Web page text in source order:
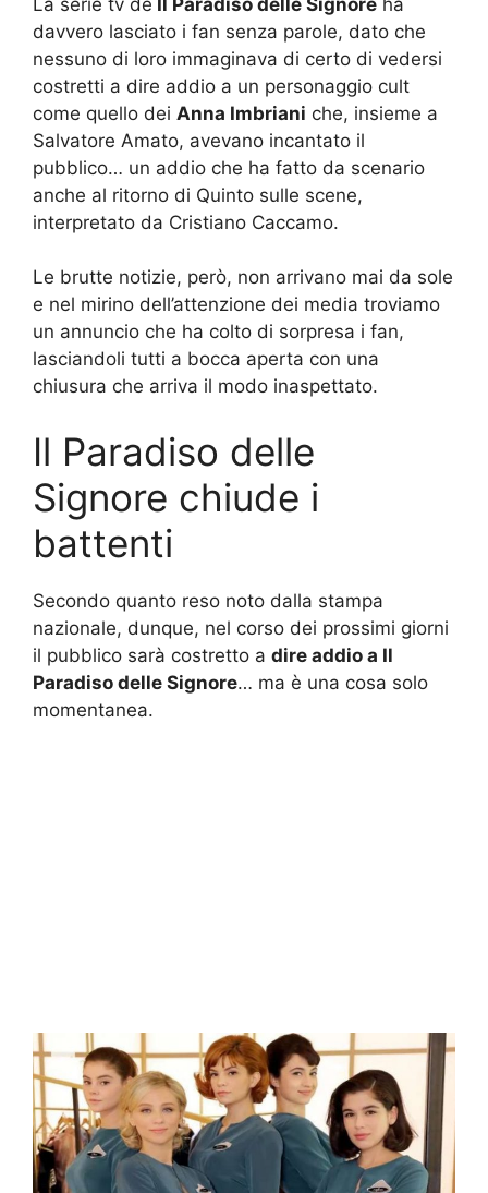
davvero lasciato i fan senza parole, dato che
nessuno di loro immaginava di certo di vedersi
costretti a dire addio a un personaggio cult
come quello dei Anna Imbriani che, insieme a
Salvatore Amato, avevano incantato il
pubblico… un addio che ha fatto da scenario
anche al ritorno di Quinto sulle scene,
interpretato da Cristiano Caccamo.
Le brutte notizie, però, non arrivano mai da sole
e nel mirino dell’attenzione dei media troviamo
un annuncio che ha colto di sorpresa i fan,
lasciandoli tutti a bocca aperta con una
chiusura che arriva il modo inaspettato.
Il Paradiso delle
Signore chiude i
battenti
Secondo quanto reso noto dalla stampa
nazionale, dunque, nel corso dei prossimi giorni
il pubblico sarà costretto a dire addio a Il
Paradiso delle Signore… ma è una cosa solo
momentanea.